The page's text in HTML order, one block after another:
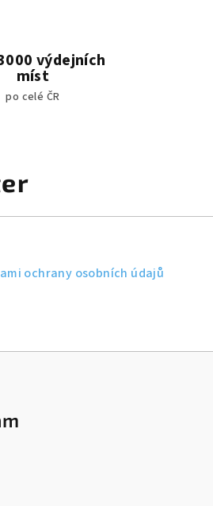
výdejních
míst
po celé ČR
ochrany osobních údajů